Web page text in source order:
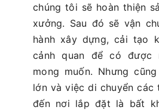
chúng tôi sẽ hoàn thiện
xưởng. Sau đó sẽ vận
hành xây dựng, cải tạo
cảnh quan để có được
mong muốn. Nhưng
lớn và việc di chuyển các
đến nơi lắp đặt là bất